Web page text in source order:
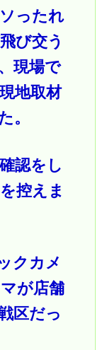
ったれ
び交う
現場で
地取材
。
認をし
控えま
クカメ
が店舗
区だっ